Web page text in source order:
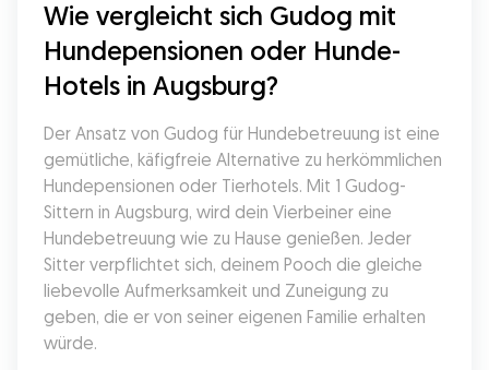
Wie vergleicht sich Gudog mit
Hundepensionen oder Hunde-
Hotels in Augsburg?
Der Ansatz von Gudog für Hundebetreuung ist eine
gemütliche, käfigfreie Alternative zu herkömmlichen
Hundepensionen oder Tierhotels. Mit 1 Gudog-
Sittern in Augsburg, wird dein Vierbeiner eine
Hundebetreuung wie zu Hause genießen. Jeder
Sitter verpflichtet sich, deinem Pooch die gleiche
liebevolle Aufmerksamkeit und Zuneigung zu
geben, die er von seiner eigenen Familie erhalten
würde.